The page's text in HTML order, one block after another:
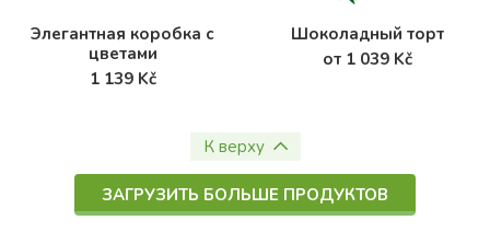
Элегантная коробка с
цветами
1 139 Kč
Шоколадный торт
от 1 039 Kč
К верху
ЗАГРУЗИТЬ БОЛЬШЕ ПРОДУКТОВ